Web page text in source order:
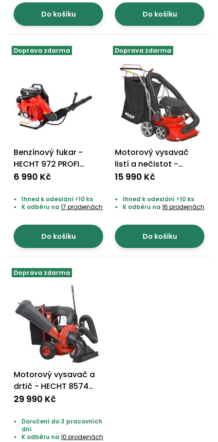
Do košíku Do košíku
Doprava zdarma
Benzínový fukar -
HECHT 972 PROFI
(model 2025)
6 990 Kč
Ihned k odeslání >10 ks
K odběru na 17 prodejnách
Do košíku
Doprava zdarma
Motorový vysavač
listí a nečistot -
HECHT 8514
15 990 Kč
Ihned k odeslání >10 ks
K odběru na 16 prodejnách
Do košíku
Doprava zdarma
Motorový vysavač a
drtič - HECHT 8574
PROFI
29 990 Kč
Doručení do 3 pracovních
dní
K odběru na 10 prodejnách